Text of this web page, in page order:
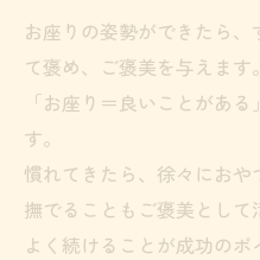
ストレスサイン
待て練習中のリ
短い外出から始
知育玩具やおも
お座りの姿勢ができたら
て褒め、ご褒美を与えま
「お座り＝良いことがあ
す。
慣れてきたら、徐々にお
撫でることもご褒美とし
よく続けることが成功のポ